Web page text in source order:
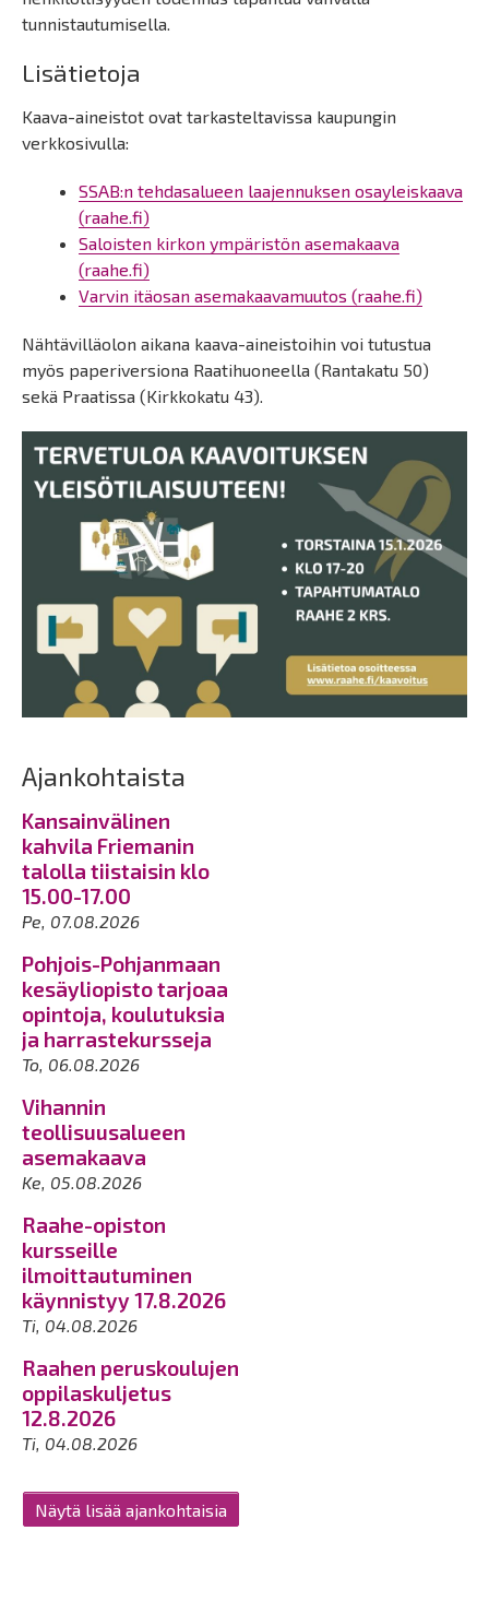
tunnistautumisella.
Lisätietoja
Kaava-aineistot ovat tarkasteltavissa kaupungin
verkkosivulla:
SSAB:n tehdasalueen laajennuksen osayleiskaava
(raahe.fi)
Saloisten kirkon ympäristön asemakaava
(raahe.fi)
Varvin itäosan asemakaavamuutos (raahe.fi)
Nähtävilläolon aikana kaava-aineistoihin voi tutustua
myös paperiversiona Raatihuoneella (Rantakatu 50)
sekä Praatissa (Kirkkokatu 43).
Ajankohtaista
Kansainvälinen
kahvila Friemanin
talolla tiistaisin klo
15.00-17.00
Pe, 07.08.2026
Pohjois-Pohjanmaan
kesäyliopisto tarjoaa
opintoja, koulutuksia
ja harrastekursseja
To, 06.08.2026
Vihannin
teollisuusalueen
asemakaava
Ke, 05.08.2026
Raahe-opiston
kursseille
ilmoittautuminen
käynnistyy 17.8.2026
Ti, 04.08.2026
Raahen peruskoulujen
oppilaskuljetus
12.8.2026
Ti, 04.08.2026
Näytä lisää ajankohtaisia